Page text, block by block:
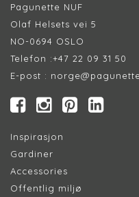
Pagunette NUF
Olaf Helsets vei 5
NO-0694 OSLO
Telefon :+47 22 09 31 50
E-post :
Inspirasjon
Gardiner
Accessories
Offentlig miljø